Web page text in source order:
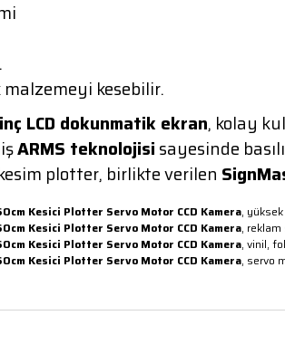
kesebilir.
LCD dokunmatik ekran, kolay
ARMS teknolojisi sayesinde
plotter, birlikte verilen
Kesici Plotter Servo Motor CCD Kamera,
Kesici Plotter Servo Motor CCD Kamera,
Kesici Plotter Servo Motor CCD Kamera, vinil,
Kesici Plotter Servo Motor CCD Kamera, servo